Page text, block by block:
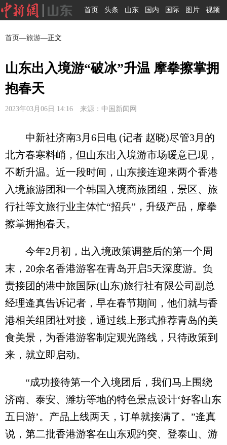
首页 头条 山东 国内 国际 图片 视频
首页—旅游—正文
山东出入境游“破冰”升温 摩拳擦掌拥
抱春天
2023年03月06日 14:16 来源：中国新闻网
中新社济南3月6日电 (记者 赵晓)尽管3月的
北方春寒料峭，但山东出入境游市场暖意已现，
不断升温。近一段时间，山东接连迎来两个香港
入境旅游团和一个韩国入境商旅团组，景区、旅
行社等文旅行业主体忙“招兵”，升级产品，摩拳
擦掌拥抱春天。
今年2月初，出入境政策调整后的第一个周
末，20余名香港游客在青岛开启5天深度游。负
责接团的港中旅国际(山东)旅行社有限公司副总
经理逄真告诉记者，早在春节期间，他们就与香
港相关组团社对接，通过线上形式推荐青岛的美
食美景，为香港游客制定观光路线，只待政策到
来，就立即启动。
“成功接待第一个入境团后，我们马上围绕
济南、泰安、潍坊等地的特色景点设计‘好客山东
五日游’。产品上线两天，订单就接满了。”逄真
说，第二批香港游客在山东观趵突、登泰山、游